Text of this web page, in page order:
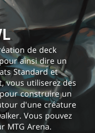
de deck
ainsi dire un
Standard et
vous utiliserez des
construire un
d'une créature
Vous pouvez
MTG Arena.